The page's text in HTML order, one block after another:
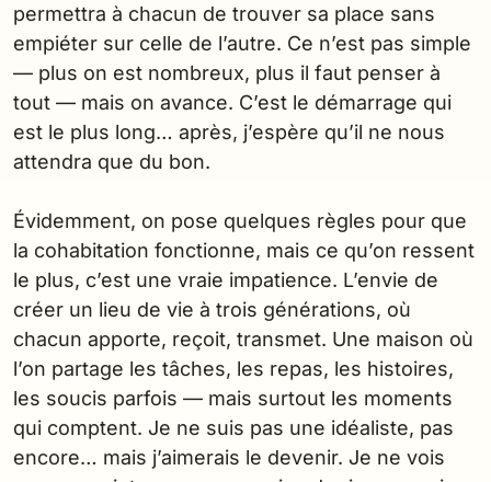
permettra à chacun de trouver sa place sans
empiéter sur celle de l’autre. Ce n’est pas simple
— plus on est nombreux, plus il faut penser à
tout — mais on avance. C’est le démarrage qui
est le plus long… après, j’espère qu’il ne nous
attendra que du bon.
Évidemment, on pose quelques règles pour que
la cohabitation fonctionne, mais ce qu’on ressent
le plus, c’est une vraie impatience. L’envie de
créer un lieu de vie à trois générations, où
chacun apporte, reçoit, transmet. Une maison où
l’on partage les tâches, les repas, les histoires,
les soucis parfois — mais surtout les moments
qui comptent. Je ne suis pas une idéaliste, pas
encore… mais j’aimerais le devenir. Je ne vois